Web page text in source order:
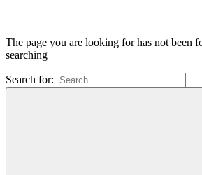
The page you are looking for has not been
searching
Search for: